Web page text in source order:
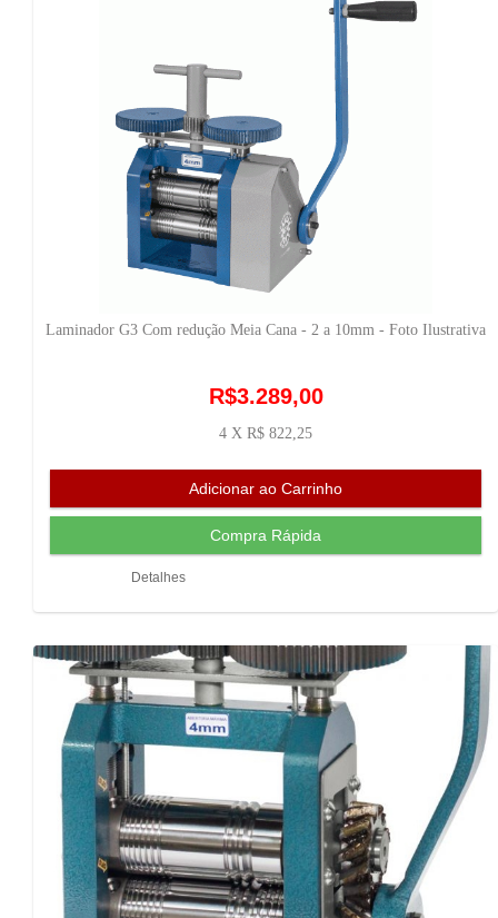
Laminador G3 Com redução Meia Cana - 2 a 10mm - Foto Ilustrativa
R$3.289,00
4 X R$ 822,25
Detalhes